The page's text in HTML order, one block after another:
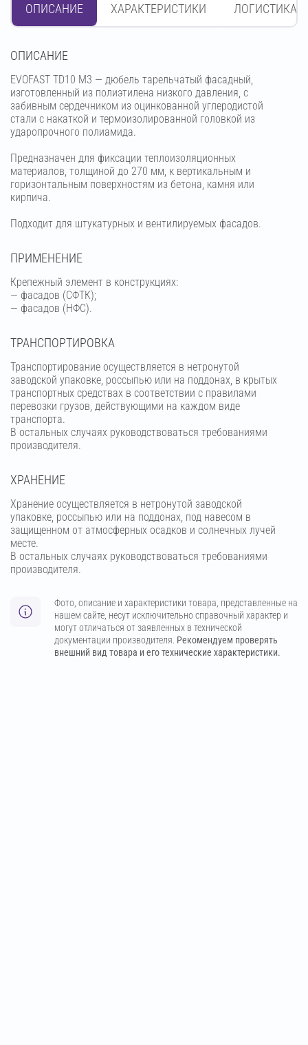
ОПИСАНИЕ ХАРАКТЕРИСТИКИ ЛОГИСТИКА
OПИСАНИЕ
EVOFAST TD10 M3 — дюбель тарельчатый фасадный,
изготовленный из полиэтилена низкого давления, с
забивным сердечником из оцинкованной углеродистой
стали с накаткой и термоизолированной головкой из
ударопрочного полиамида.
Предназначен для фиксации теплоизоляционных
материалов, толщиной до 270 мм, к вертикальным и
горизонтальным поверхностям из бетона, камня или
кирпича.
Подходит для штукатурных и вентилируемых фасадов.
ПРИМЕНЕНИЕ
Крепежный элемент в конструкциях:
— фасадов (СФТК);
— фасадов (НФС).
ТРАНСПОРТИРОВКА
Транспортирование осуществляется в нетронутой
заводской упаковке, россыпью или на поддонах, в крытых
транспортных средствах в соответствии с правилами
перевозки грузов, действующими на каждом виде
транспорта.
В остальных случаях руководствоваться требованиями
производителя.
ХРАНЕНИЕ
Хранение осуществляется в нетронутой заводской
упаковке, россыпью или на поддонах, под навесом в
защищенном от атмосферных осадков и солнечных лучей
месте.
В остальных случаях руководствоваться требованиями
производителя.
Фото, описание и характеристики товара, представленные на
нашем сайте, несут исключительно справочный характер и
могут отличаться от заявленных в технической
документации производителя. Рекомендуем проверять
внешний вид товара и его технические характеристики.